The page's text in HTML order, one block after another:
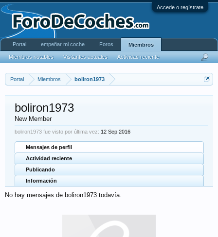
Accede o regístrate
Portal Miembros boliron1973
boliron1973
New Member
boliron1973 fue visto por última vez: 12 Sep 2016
Mensajes de perfil
Actividad reciente
Publicando
Información
No hay mensajes de boliron1973 todavía.
Portal empeñar mi coche Foros Miembros
Miembros notables Visitantes actuales Actividad reciente